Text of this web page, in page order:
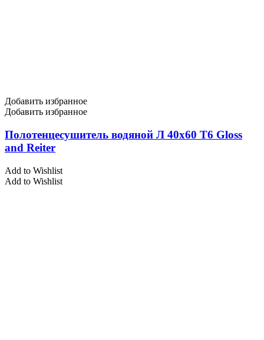
Добавить избранное
Добавить избранное
Полотенцесушитель водяной Л 40х60 Т6 Gloss
and Reiter
Add to Wishlist
Add to Wishlist